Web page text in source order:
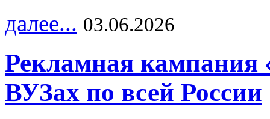
далее... 03.06.2026
Рекламная кампания
ВУЗах по всей России